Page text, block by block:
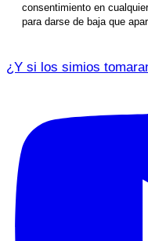
consentimiento en
para darse de baja que
¿Y si los simios